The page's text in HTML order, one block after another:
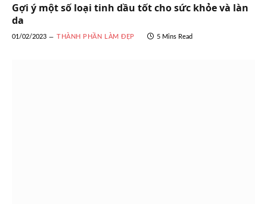
Gợi ý một số loại tinh dầu tốt cho sức khỏe và làn
da
01/02/2023 THÀNH PHẦN LÀM ĐẸP 5 Mins Read